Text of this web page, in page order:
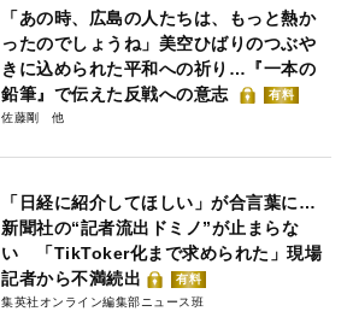
「あの時、広島の人たちは、もっと熱か
ったのでしょうね」美空ひばりのつぶや
きに込められた平和への祈り…『一本の
鉛筆』で伝えた反戦への意志
有料
佐藤剛
「日経に紹介してほしい」が合言葉に…
新聞社の“記者流出ドミノ”が止まらな
い 「TikToker化まで求められた」現場
記者から不満続出
有料
集英社オンライン編集部ニュース班